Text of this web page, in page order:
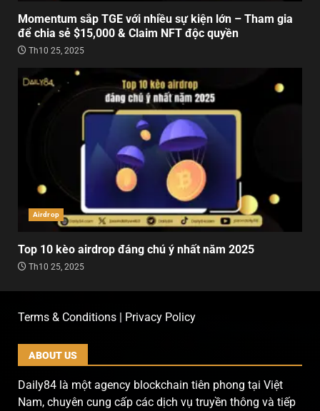
Momentum sắp TGE với nhiều sự kiện lớn – Tham gia
để chia sẻ $15,000 & Claim NFT độc quyền
Th10 25, 2025
Airdrop
Top 10 kèo airdrop đáng chú ý nhất năm 2025
Th10 25, 2025
Terms & Conditions | Privacy Policy
ABOUT US
Daily84 là một agency blockchain tiên phong tại Việt
Nam, chuyên cung cấp các dịch vụ truyền thông và tiếp